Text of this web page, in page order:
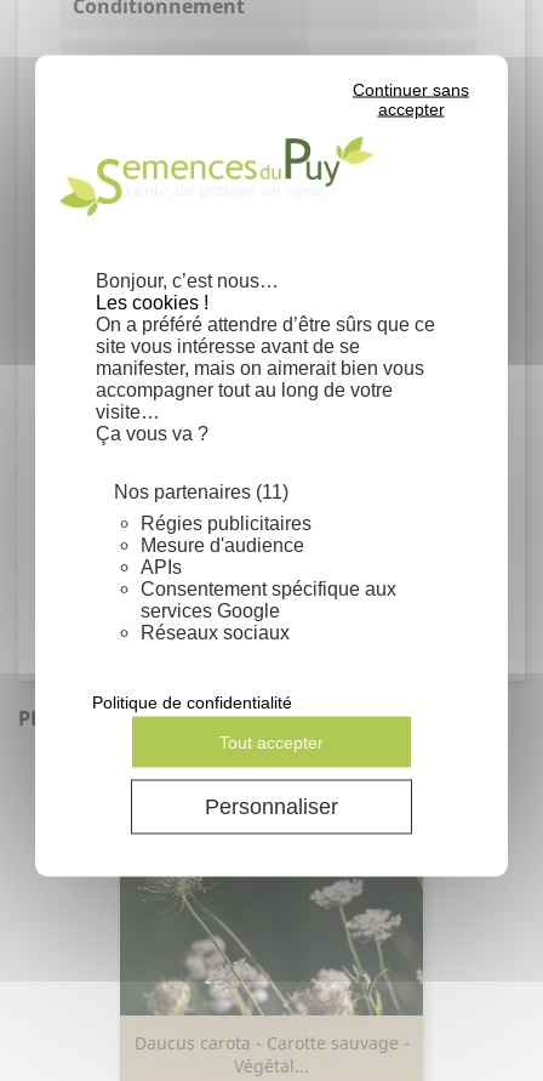
Bonjour, c’est nous…
Les cookies !
On a préféré attendre d’être sûrs que ce
site vous intéresse avant de se
manifester, mais on aimerait bien vous
accompagner tout au long de votre
visite…
Ça vous va ?
Nos partenaires (11)
Régies publicitaires
Mesure d'audience
APIs
Consentement spécifique aux
services Google
Réseaux sociaux
Tout accepter
Continuer sans
accepter
Personnaliser
Politique de confidentialité
Conditionnement
Grammes
Germination moyenne : 30% en
laboratoire.
Marque Végétal local
Herbacées
Région Massif Central
Provenance
France
Famille
Boraginaceae
PRODUITS SIMILAIRES
Daucus carota - Carotte sauvage -
Végétal...